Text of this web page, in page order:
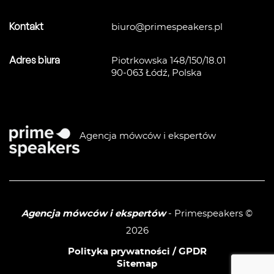
Agencja mówców i ekspertów
Kontakt biuro@primespeakers.pl
Adres biura
Piotrkowska 148/150/18.01
90-063 Łódź, Polska
Agencja mówców i ekspertów- Primespeakers ©
2026
Polityka prywatności / GPDR
Sitemap